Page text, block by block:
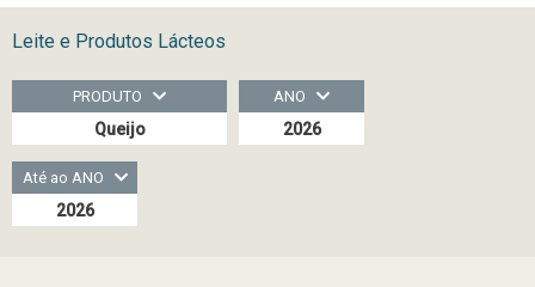
Leite e Produtos Lácteos
PRODUTO
Queijo
ANO
2026
Até ao ANO
2026